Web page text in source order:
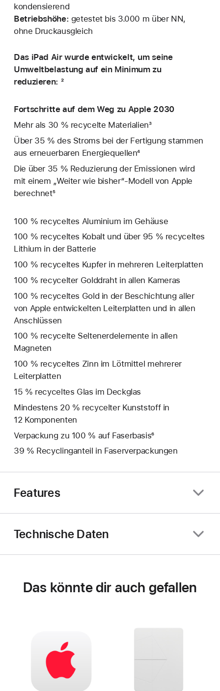
kondensierend
Betriebshöhe: getestet bis 3.000 m über NN,
ohne Druckausgleich
Das iPad Air wurde entwickelt, um seine
Umweltbelastung auf ein Minimum zu
reduzieren: ²
Fortschritte auf dem Weg zu Apple 2030
Mehr als 30 % recycelte Materialien³
Über 35 % des Stroms bei der Fertigung stammen
aus erneuerbaren Energiequellen⁴
Die über 35 % Reduzierung der Emissionen wird
mit einem „Weiter wie bisher“-Modell von Apple
berechnet⁵
100 % recyceltes Aluminium im Gehäuse
100 % recyceltes Kobalt und über 95 % recyceltes
Lithium in der Batterie
100 % recyceltes Kupfer in mehreren Leiterplatten
100 % recycelter Golddraht in allen Kameras
100 % recyceltes Gold in der Beschichtung aller
von Apple entwickelten Leiterplatten und in allen
Anschlüssen
100 % recycelte Seltenerd­elemente in allen
Magneten
100 % recyceltes Zinn im Lötmittel mehrerer
Leiterplatten
15 % recyceltes Glas im Deckglas
Mindestens 20 % recycelter Kunststoff in
12 Komponenten
Verpackung zu 100 % auf Faserbasis⁶
39 % Recyclinganteil in Faserverpackungen
Features
Technische Daten
Das könnte dir auch gefallen